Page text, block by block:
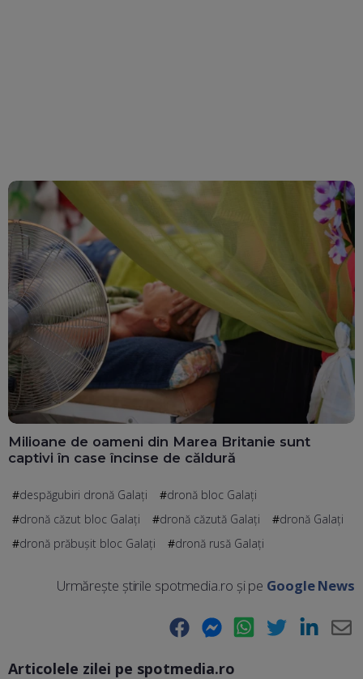
Milioane de oameni din Marea Britanie sunt
captivi în case încinse de căldură
despăgubiri dronă Galați
dronă bloc Galați
dronă căzut bloc Galați
dronă căzută Galați
dronă Galați
dronă prăbușit bloc Galați
dronă rusă Galați
Urmărește știrile spotmedia.ro și pe Google News
Facebook Messenger WhatsApp Twitter LinkedIn
Articolele zilei pe spotmedia.ro